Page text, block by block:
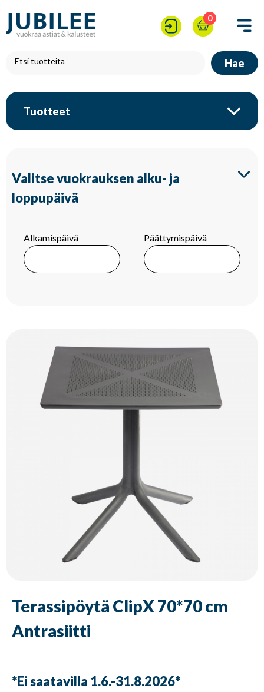
0
Hae
Tuotteet
Valitse vuokrauksen alku- ja
loppupäivä
Alkamispäivä Päättymispäivä
Terassipöytä ClipX 70*70 cm
Antrasiitti
*Ei saatavilla 1.6.-31.8.2026*